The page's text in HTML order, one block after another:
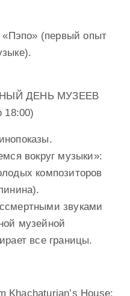
(первый опыт
ДЕНЬ МУЗЕЕВ
18:00)
вокруг музыки»:
композиторов
звуками
музейной
все границы.
Khachaturian’s House: